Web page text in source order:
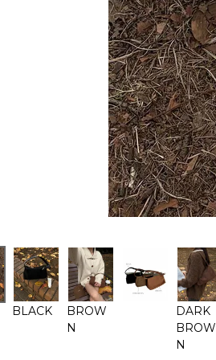
BLACK
BROW
N
DARK
BROW
N